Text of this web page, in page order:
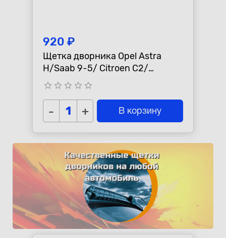
920 ₽
Щетка дворника Opel Astra
H/Saab 9-5/ Citroen C2/
Peugeot 407/308 "LYNXauto"
H840
star_border star_border star_border star_border star_border
- + В корзину